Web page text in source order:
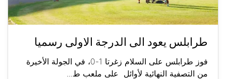
طرابلس يعود الى الدرجة الاولى رسميا
فوز طرابلس على السلام زغرتا 1-0، في الجولة الأخيرة
من التصفية النهائية لأوائل على ملعب ط...